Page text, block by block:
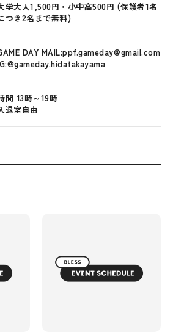
学大人1,500円・小中高500円 (保護者1名
つき2名まで無料)
DAY MAIL:ppf.gameday@gmail.com
間 13時～19時
退室自由